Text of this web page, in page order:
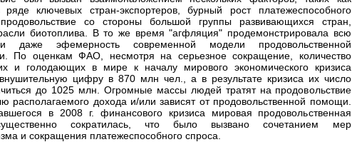
ключевых стран-экспортеров, бурный рост платежеспособного
со стороны большой группы развивающихся стран,
биотоплива. В то же время "агфляция" продемонстрировала всю
и даже эфемерность современной модели продовольственной
По оценкам ФАО, несмотря на серьезное сокращение, количество
и голодающих в мире к началу мирового экономического кризиса
цифру в 870 млн чел., а в результате кризиса их число
до 1025 млн. Огромные массы людей тратят на продовольствие
располагаемого дохода и/или зависят от продовольственной помощи.
в 2008 г. финансового кризиса мировая продовольственная
сократилась, что было вызвано сочетанием мер
и сокращения платежеспособного спроса.